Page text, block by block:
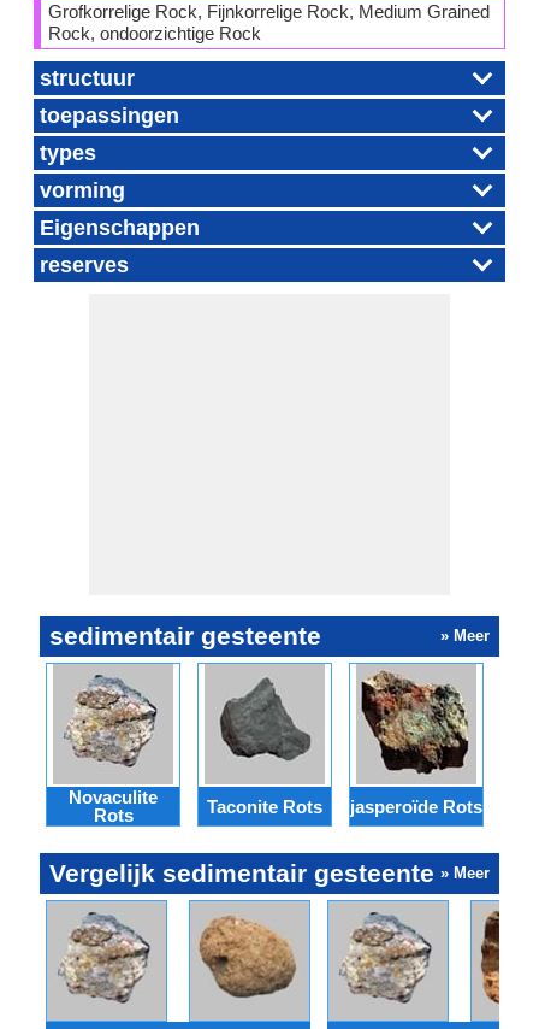
Grofkorrelige Rock, Fijnkorrelige Rock, Medium Grained
Rock, ondoorzichtige Rock
structuur
toepassingen
types
vorming
Eigenschappen
reserves
sedimentair gesteente » Meer
Novaculite
Rots
Taconite Rots jasperoïde Rots
Vergelijk sedimentair gesteente » Meer